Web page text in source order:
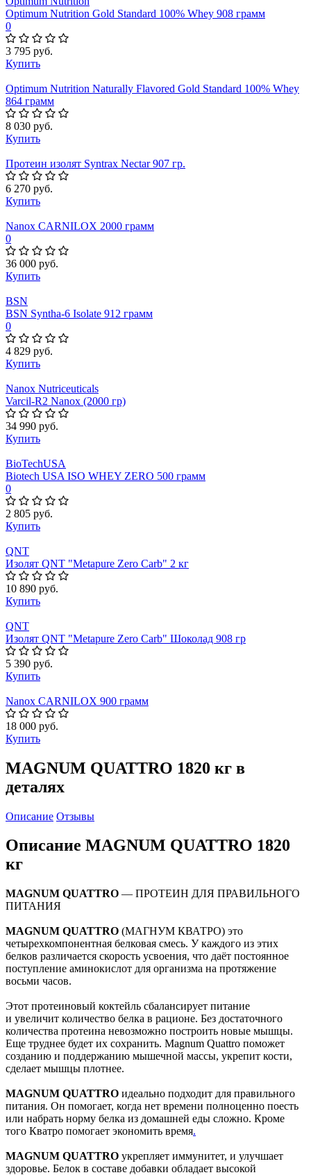
Optimum Nutrition Gold Standard 100% Whey 908 грамм
0
3 795 руб.
Купить
Optimum Nutrition Naturally Flavored Gold Standard 100% Whey
864 грамм
8 030 руб.
Купить
Протеин изолят Syntrax Nectar 907 гр.
6 270 руб.
Купить
Nanox CARNILOX 2000 грамм
0
36 000 руб.
Купить
BSN
BSN Syntha-6 Isolate 912 грамм
0
4 829 руб.
Купить
Nanox Nutriceuticals
Varcil-R2 Nanox (2000 гр)
34 990 руб.
Купить
BioTechUSA
Biotech USA ISO WHEY ZERO 500 грамм
0
2 805 руб.
Купить
QNT
Изолят QNT "Metapure Zero Carb" 2 кг
10 890 руб.
Купить
QNT
Изолят QNT "Metapure Zero Carb" Шоколад 908 гр
5 390 руб.
Купить
Nanox CARNILOX 900 грамм
18 000 руб.
Купить
MAGNUM QUATTRO 1820 кг в
деталях
Описание Отзывы
Описание MAGNUM QUATTRO 1820
кг
MAGNUM QUATTRO — ПРОТЕИН ДЛЯ ПРАВИЛЬНОГО
ПИТАНИЯ
MAGNUM QUATTRO (МАГНУМ КВАТРО) это
четырехкомпонентная белковая смесь. У каждого из этих
белков различается скорость усвоения, что даёт постоянное
поступление аминокислот для организма на протяжение
восьми часов.
Этот протеиновый коктейль сбалансирует питание
и увеличит количество белка в рационе. Без достаточного
количества протеина невозможно построить новые мышцы.
Еще труднее будет их сохранить. Magnum Quattro поможет
созданию и поддержанию мышечной массы, укрепит кости,
сделает мышцы плотнее.
MAGNUM QUATTRO идеально подходит для правильного
питания. Он помогает, когда нет времени полноценно поесть
или набрать норму белка из домашней еды сложно. Кроме
того Кватро помогает экономить время.
MAGNUM QUATTRO укрепляет иммунитет, и улучшает
здоровье. Белок в составе добавки обладает высокой